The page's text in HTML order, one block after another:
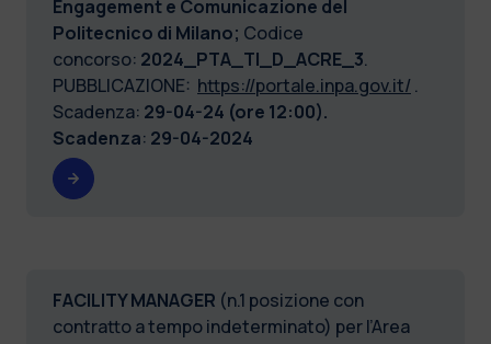
Engagement e Comunicazione del
Politecnico di Milano; Codice
concorso: 2024_PTA_TI_D_ACRE_3.
PUBBLICAZIONE: https://portale.inpa.gov.it/ .
Scadenza: 29-04-24 (ore 12:00).
Scadenza: 29-04-2024
FACILITY MANAGER (n.1 posizione con
contratto a tempo indeterminato) per l’Area